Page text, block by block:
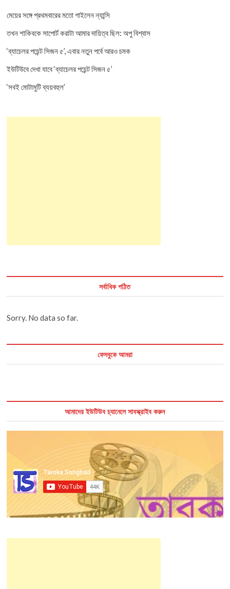
মেয়ের সঙ্গে প্রথমবারের মতো গাইলেন ন্যান্সি
তখন শাকিবকে সাপোর্ট করাটা আমার দায়িত্ব ছিল: অপু বিশ্বাস
‘ব্যাচেলর পয়েন্ট সিজন ৫’, এবার নতুন পর্বে আরও চমক
ইউটিউবে দেখা যাবে ‘ব্যাচেলর পয়েন্ট সিজন ৫’
‘সবই মোটামুটি ব্যয়বহুল’
সর্বাধিক পঠিত
Sorry. No data so far.
ফেসবুকে আমরা
আমাদের ইউটিউব চ্যানেলে সাবস্ক্রাইব করুন